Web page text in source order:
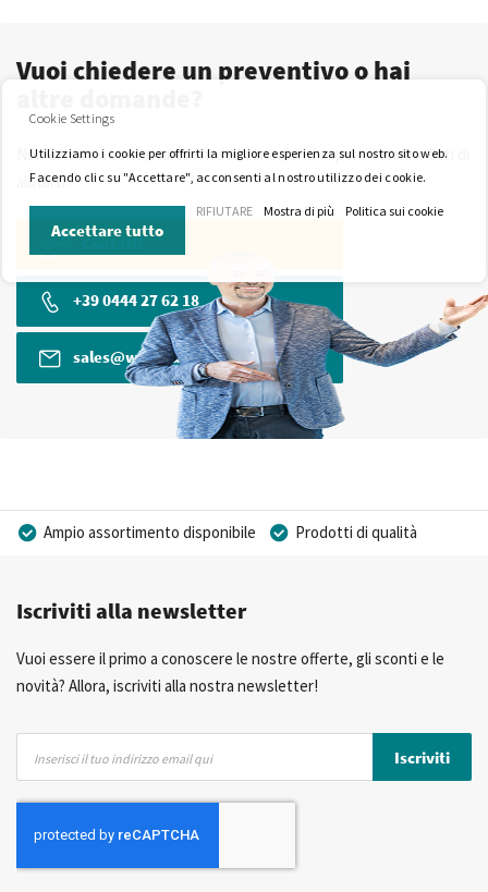
Vuoi chiedere un preventivo o hai
Non esitare a contattarci. I nostri consulenti esperti saranno lieti di
aiutarti.
+39 0444 27 62 18
sales@wkk-europe.it
Ampio assortimento disponibile
Prodotti di qualità
Consulenza Personalizzata
Iscriviti alla newsletter
Vuoi essere il primo a conoscere le nostre offerte, gli sconti e le
novità? Allora, iscriviti alla nostra newsletter!
nostra
Newsletter:
Iscriviti
Cookie Settings
Utilizziamo i cookie per offrirti la migliore esperienza sul nostro sito web.
Facendo clic su "Accettare", acconsenti al nostro utilizzo dei cookie.
Accettare tutto
RIFIUTARE Mostra di più Politica sui cookie